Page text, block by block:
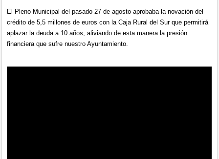
El Pleno Municipal del pasado 27 de agosto aprobaba la novación del
crédito de 5,5 millones de euros con la Caja Rural del Sur que permitirá
aplazar la deuda a 10 años, aliviando de esta manera la presión
financiera que sufre nuestro Ayuntamiento.